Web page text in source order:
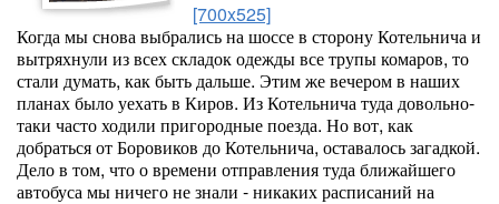
[700x525]
Когда мы снова выбрались на шоссе в сторону Котельнича и
вытряхнули из всех складок одежды все трупы комаров, то
стали думать, как быть дальше. Этим же вечером в наших
планах было уехать в Киров. Из Котельнича туда довольно-
таки часто ходили пригородные поезда. Но вот, как
добраться от Боровиков до Котельнича, оставалось загадкой.
Дело в том, что о времени отправления туда ближайшего
автобуса мы ничего не знали - никаких расписаний на